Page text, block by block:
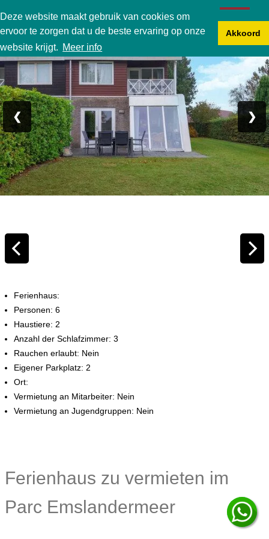
Deze website maakt gebruik van cookies om
ervoor te zorgen dat u de beste ervaring op onze
website krijgt. Meer info
Akkoord
Karperbungalow
Foto 1/28
❮ ❯
Ferienhaus:
Personen: 6
Haustiere: 2
Anzahl der Schlafzimmer: 3
Rauchen erlaubt: Nein
Eigener Parkplatz: 2
Ort:
Vermietung an Mitarbeiter: Nein
Vermietung an Jugendgruppen: Nein
Ferienhaus zu vermieten im
Parc Emslandermeer